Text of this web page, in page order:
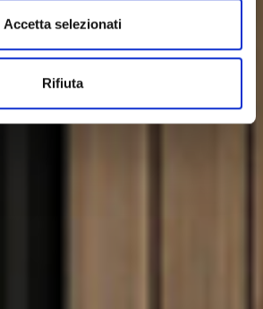
Accetta selezionati
Rifiuta